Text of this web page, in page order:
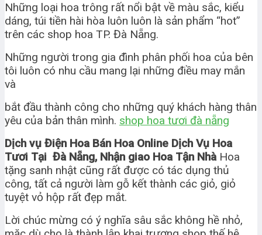
Những loại hoa trông rất nổi bật về màu sắc, kiểu
dáng, túi tiền hài hòa luôn luôn là sản phẩm “hot”
trên các shop hoa TP. Đà Nẵng.
Những người trong gia đình phân phối hoa của bên
tôi luôn có nhu cầu mang lại những điều may mắn
và
bắt đầu thành công cho những quý khách hàng thân
yêu của bản thân mình. shop hoa tươi đà nẵng
Dịch vụ Điện Hoa Bán Hoa Online Dịch Vụ Hoa
Tươi Tại Đà Nẵng, Nhận giao Hoa Tận Nhà Hoa
tặng sanh nhật cũng rất được có tác dụng thủ
công, tất cả người làm gỗ kết thành các giỏ, giỏ
tuyệt vỏ hộp rất đẹp mắt.
Lời chúc mừng có ý nghĩa sâu sắc không hề nhỏ,